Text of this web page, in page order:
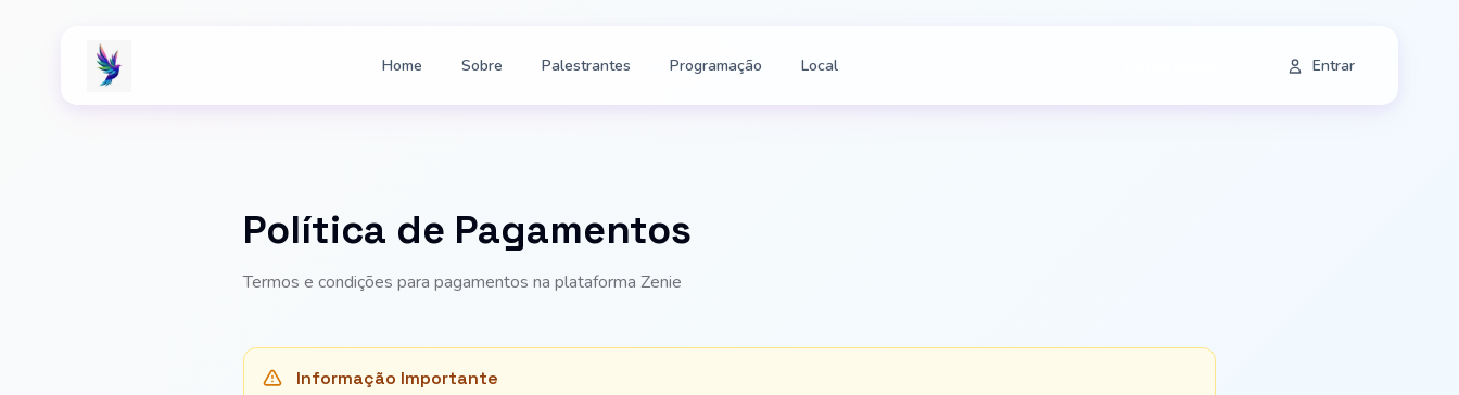
Home Sobre Palestrantes Programação Local Entrar
Política de Pagamentos
Termos e condições para pagamentos na plataforma Zenie
Informação Importante